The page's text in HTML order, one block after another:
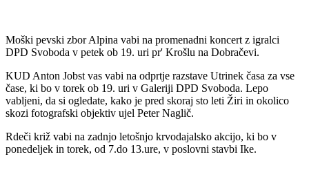
Moški pevski zbor Alpina vabi na promenadni koncert z igralci
DPD Svoboda v petek ob 19. uri pr' Krošlu na Dobračevi.
KUD Anton Jobst vas vabi na odprtje razstave Utrinek časa za vse
čase, ki bo v torek ob 19. uri v Galeriji DPD Svoboda. Lepo
vabljeni, da si ogledate, kako je pred skoraj sto leti Žiri in okolico
skozi fotografski objektiv ujel Peter Naglič.
Rdeči križ vabi na zadnjo letošnjo krvodajalsko akcijo, ki bo v
ponedeljek in torek, od 7.do 13.ure, v poslovni stavbi Ike.